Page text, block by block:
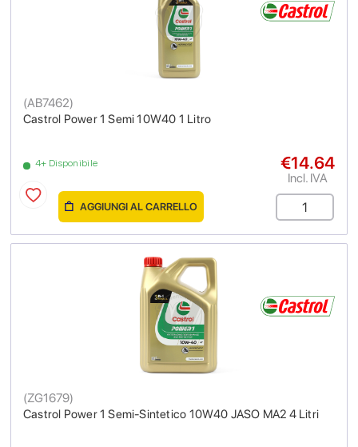
Castrol Power 1 Semi 10W40 1 Litro
(AB7462)
4+ Disponibile €14.64
Incl. IVA
AGGIUNGI AL CARRELLO
Castrol Power 1 Semi-Sintetico 10W40 JASO MA2 4 Litri
(ZG1679)